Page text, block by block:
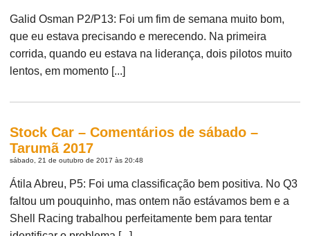
Galid Osman P2/P13: Foi um fim de semana muito bom,
que eu estava precisando e merecendo. Na primeira
corrida, quando eu estava na liderança, dois pilotos muito
lentos, em momento [...]
Stock Car – Comentários de sábado –
Tarumã 2017
sábado, 21 de outubro de 2017 às 20:48
Átila Abreu, P5: Foi uma classificação bem positiva. No Q3
faltou um pouquinho, mas ontem não estávamos bem e a
Shell Racing trabalhou perfeitamente bem para tentar